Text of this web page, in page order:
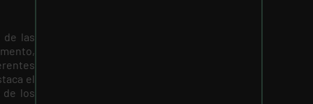
de las
el
de los